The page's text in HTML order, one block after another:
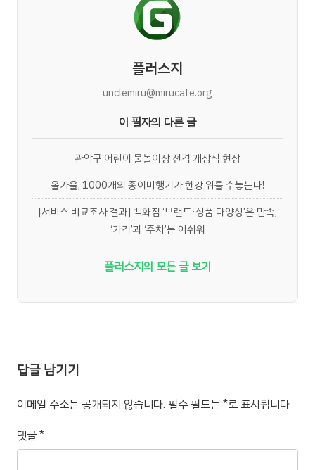
플러스지
unclemiru@mirucafe.org
이 필자의 다른 글
관악구 어린이 물놀이장 전격 개장식 현장
올가을, 1000개의 종이비행기가 한강 위를 수놓는다!
[서비스 비교조사 결과] 백화점 ‘브랜드·상품 다양성’은 만족,
‘가격’과 ‘주차’는 아쉬워
플러스지의 모든 글 보기
답글 남기기
이메일 주소는 공개되지 않습니다. 필수 필드는*로 표시됩니다
댓글*